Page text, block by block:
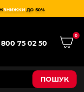
ЗНИЖКИ ДО 50%
75 02 50
0
ПОШУК